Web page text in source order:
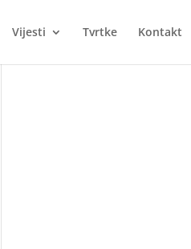
Vijesti Tvrtke Kontakt